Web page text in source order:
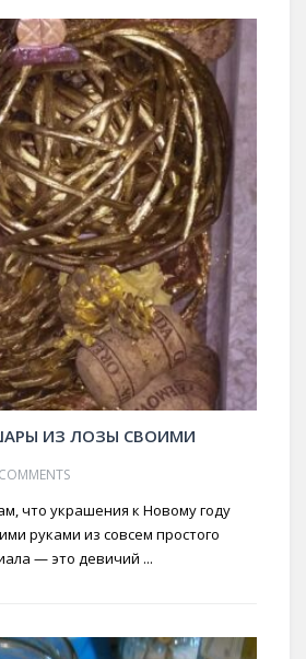
ИЗ ЛОЗЫ СВОИМИ
что украшения к Новому году
руками из совсем простого
— это девичий ...